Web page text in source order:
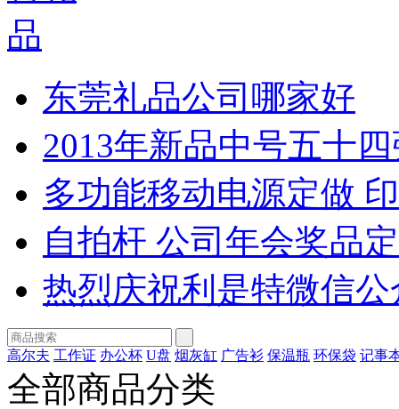
东莞礼品公司哪家好
2013年新品中号五十
多功能移动电源定做
自拍杆 公司年会奖品
热烈庆祝利是特微信
高尔夫 工作证 办公杯 U盘 烟灰缸 广告衫 保温瓶 环保袋 记事
全部商品分类